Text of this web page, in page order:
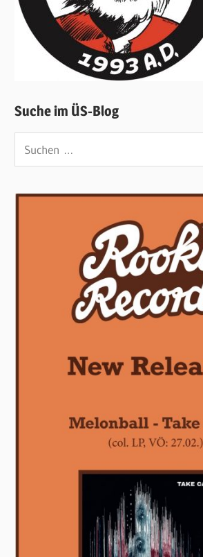
Suche im ÜS-Blog
Suchen
nach: